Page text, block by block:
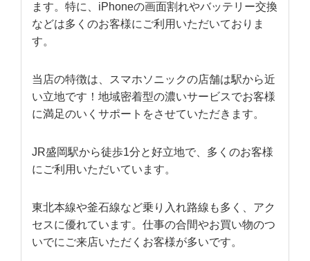
ます。特に、iPhoneの画面割れやバッテリー交換
などは多くのお客様にご利用いただいておりま
す。
当店の特徴は、スマホソニックの店舗は駅から近
い立地です！地域密着型の濃いサービスでお客様
に満足のいくサポートをさせていただきます。
JR盛岡駅から徒歩1分と好立地で、多くのお客様
にご利用いただいています。
東北本線や釜石線など乗り入れ路線も多く、アク
セスに優れています。仕事の合間やお買い物のつ
いでにご来店いただくお客様が多いです。